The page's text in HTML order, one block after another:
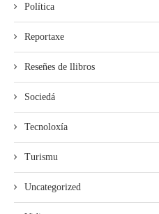
Política
Reportaxe
Reseñes de llibros
Sociedá
Tecnoloxía
Turismu
Uncategorized